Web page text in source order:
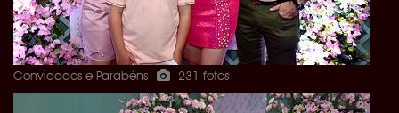
Convidados e Parabéns 231 fotos